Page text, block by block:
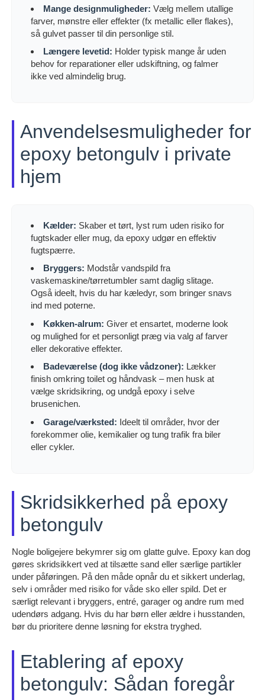
Mange designmuligheder: Vælg mellem utallige
farver, mønstre eller effekter (fx metallic eller flakes),
så gulvet passer til din personlige stil.
Længere levetid: Holder typisk mange år uden
behov for reparationer eller udskiftning, og falmer
ikke ved almindelig brug.
Anvendelsesmuligheder for
epoxy betongulv i private
hjem
Kælder: Skaber et tørt, lyst rum uden risiko for
fugtskader eller mug, da epoxy udgør en effektiv
fugtspærre.
Bryggers: Modstår vandspild fra
vaskemaskine/tørretumbler samt daglig slitage.
Også ideelt, hvis du har kæledyr, som bringer snavs
ind med poterne.
Køkken-alrum: Giver et ensartet, moderne look
og mulighed for et personligt præg via valg af farver
eller dekorative effekter.
Badeværelse (dog ikke vådzoner): Lækker
finish omkring toilet og håndvask – men husk at
vælge skridsikring, og undgå epoxy i selve
brusenichen.
Garage/værksted: Ideelt til områder, hvor der
forekommer olie, kemikalier og tung trafik fra biler
eller cykler.
Skridsikkerhed på epoxy
betongulv
Nogle boligejere bekymrer sig om glatte gulve. Epoxy kan dog
gøres skridsikkert ved at tilsætte sand eller særlige partikler
under påføringen. På den måde opnår du et sikkert underlag,
selv i områder med risiko for våde sko eller spild. Det er
særligt relevant i bryggers, entré, garager og andre rum med
udendørs adgang. Hvis du har børn eller ældre i husstanden,
bør du prioritere denne løsning for ekstra tryghed.
Etablering af epoxy
betongulv: Sådan foregår